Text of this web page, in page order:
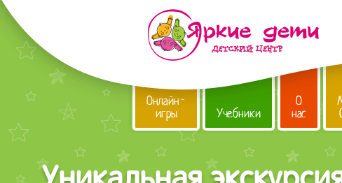
Онлайн-
игры Учебники
О
нас